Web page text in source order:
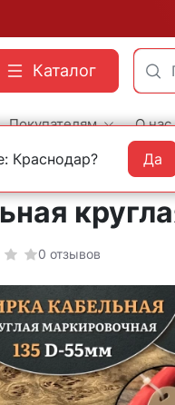
Каталог
Покупателям О нас
крепеж
0 отзывов
Краснодар? Да